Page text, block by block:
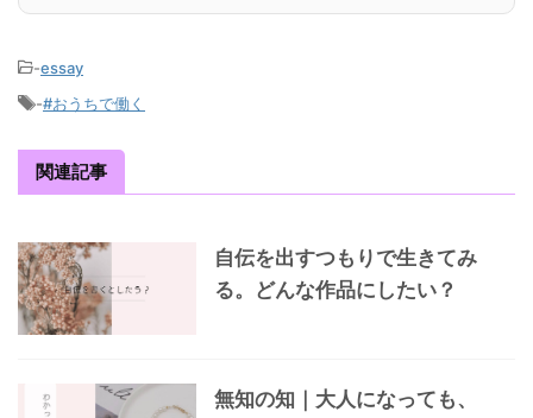
-essay
-#おうちで働く
関連記事
自伝を出すつもりで生きてみ
る。どんな作品にしたい？
無知の知｜大人になっても、